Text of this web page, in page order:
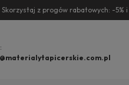
Skorzystaj z progów rabatowych: -5% i